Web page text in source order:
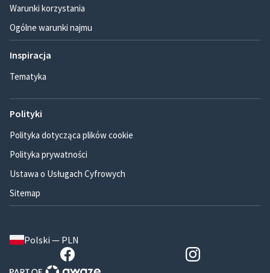
Warunki korzystania
Ogólne warunki najmu
Inspiracja
Tematyka
Polityki
Polityka dotycząca plików cookie
Polityka prywatności
Ustawa o Usługach Cyfrowych
Sitemap
Polski — PLN